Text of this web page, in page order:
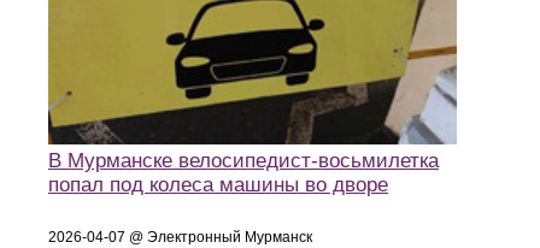
В Мурманске велосипедист-восьмилетка
попал под колеса машины во дворе
2026-04-07 @ Электронный Мурманск